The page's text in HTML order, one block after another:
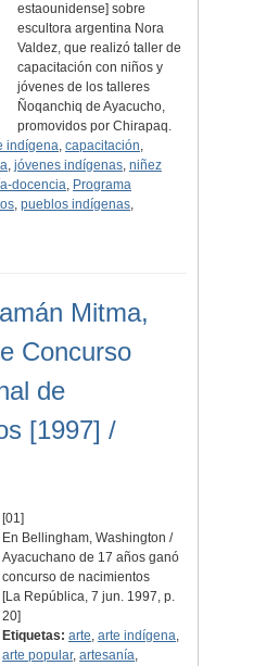
estaounidense] sobre
escultora argentina Nora
Valdez, que realizó taller de
capacitación con niños y
jóvenes de los talleres
Ñoqanchiq de Ayacucho,
promovidos por Chirapaq.
indígena, capacitación,
, jóvenes indígenas, niñez
docencia, Programa
, pueblos indígenas,
Mitma,
Concurso
de
[1997] /
[01]
En Bellingham, Washington /
Ayacuchano de 17 años ganó
concurso de nacimientos
[La República, 7 jun. 1997, p.
20]
Etiquetas: arte,arte indígena,
arte popular,artesanía,